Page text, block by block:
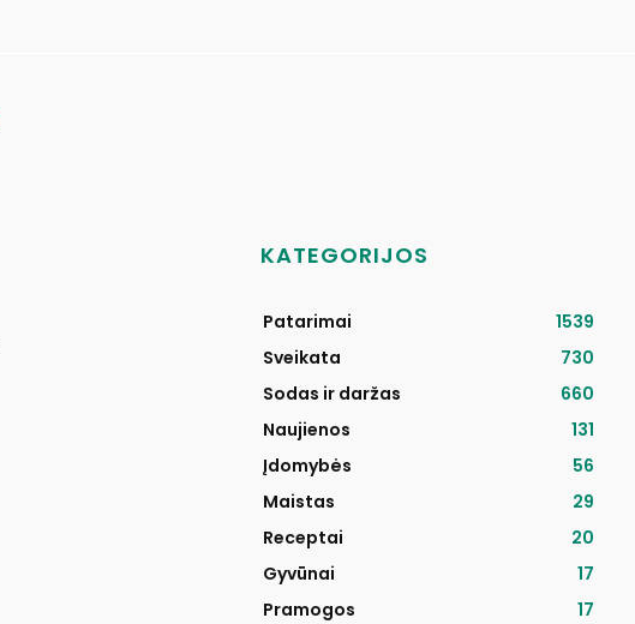
KATEGORIJOS
Patarimai
1539
Sveikata
730
Sodas ir daržas
660
Naujienos
131
Įdomybės
56
Maistas
29
Receptai
20
Gyvūnai
17
Pramogos
17